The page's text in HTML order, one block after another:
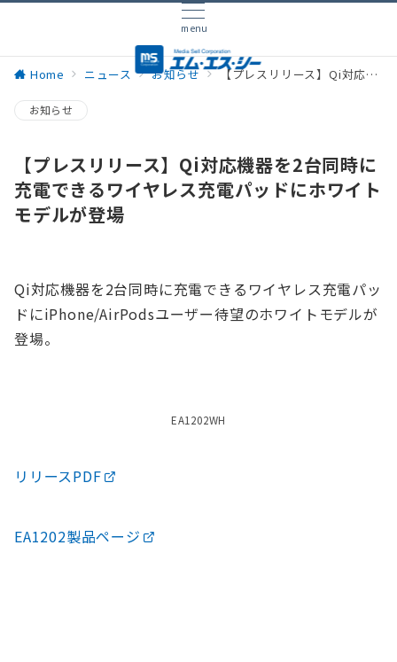
menu
Home ニュース お知らせ 【プレスリリース】Qi対応機器を2台同時に充電できるワイヤレス充電パッドにホワイトモデルが登場
お知らせ
【プレスリリース】Qi対応機器を2台同時に
充電できるワイヤレス充電パッドにホワイト
モデルが登場
Qi対応機器を2台同時に充電できるワイヤレス充電パッ
ドにiPhone/AirPodsユーザー待望のホワイトモデルが
登場。
EA1202WH
リリースPDF
EA1202製品ページ